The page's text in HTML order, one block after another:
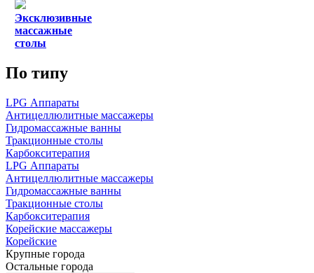
Эксклюзивные
массажные
столы
По типу
LPG Аппараты
Антицеллюлитные массажеры
Гидромассажные ванны
Тракционные столы
Карбокситерапия
LPG Аппараты
Антицеллюлитные массажеры
Гидромассажные ванны
Тракционные столы
Карбокситерапия
Корейские массажеры
Корейские
Крупные города
Остальные города